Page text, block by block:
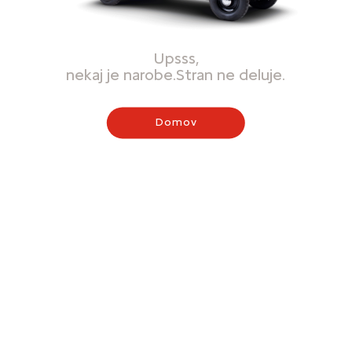
Upsss,
nekaj je narobe.Stran ne deluje.
Domov